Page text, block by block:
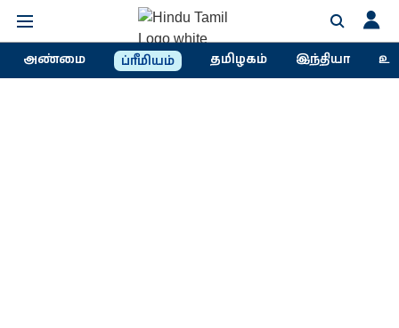
அண்மை ப்ரீமியம் தமிழகம் இந்தியா